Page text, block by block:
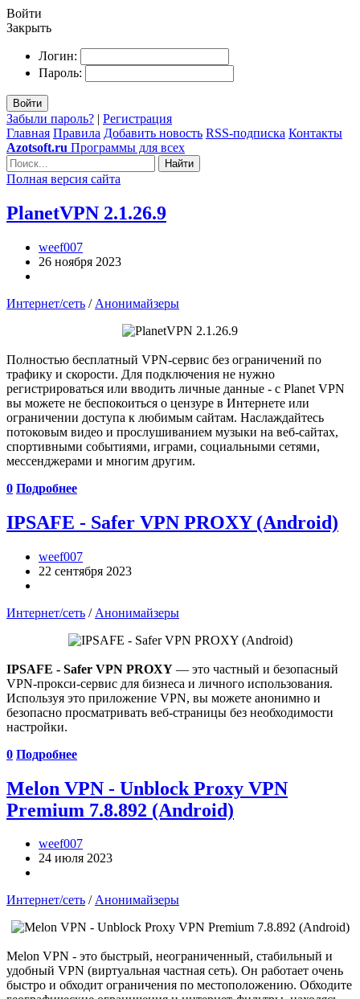
Войти
Закрыть
Логин:
Пароль:
Войти
Забыли пароль? | Регистрация
Главная Правила Добавить новость RSS-подписка Контакты
Azotsoft.ru Программы для всех
Найти
Полная версия сайта
PlanetVPN 2.1.26.9
weef007
26 ноября 2023
Интернет/сеть / Анонимайзеры
Полностью бесплатный VPN-сервис без ограничений по
трафику и скорости. Для подключения не нужно
регистрироваться или вводить личные данные - с Planet VPN
вы можете не беспокоиться о цензуре в Интернете или
ограничении доступа к любимым сайтам. Наслаждайтесь
потоковым видео и прослушиванием музыки на веб-сайтах,
спортивными событиями, играми, социальными сетями,
мессенджерами и многим другим.
0 Подробнее
IPSAFE - Safer VPN PROXY (Android)
weef007
22 сентября 2023
Интернет/сеть / Анонимайзеры
IPSAFE - Safer VPN PROXY — это частный и безопасный
VPN-прокси-сервис для бизнеса и личного использования.
Используя это приложение VPN, вы можете анонимно и
безопасно просматривать веб-страницы без необходимости
настройки.
0 Подробнее
Melon VPN - Unblock Proxy VPN
Premium 7.8.892 (Android)
weef007
24 июля 2023
Интернет/сеть /Анонимайзеры
Melon VPN - это быстрый, неограниченный, стабильный и
удобный VPN (виртуальная частная сеть). Он работает очень
быстро и обходит ограничения по местоположению. Обходите